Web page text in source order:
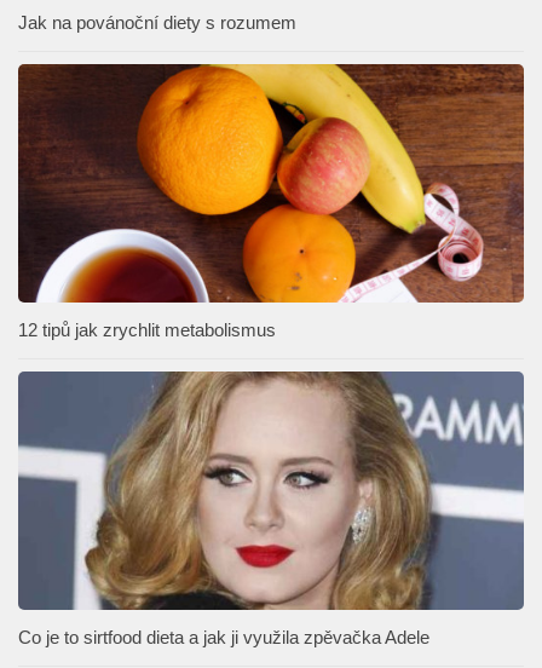
Jak na povánoční diety s rozumem
12 tipů jak zrychlit metabolismus
Co je to sirtfood dieta a jak ji využila zpěvačka Adele